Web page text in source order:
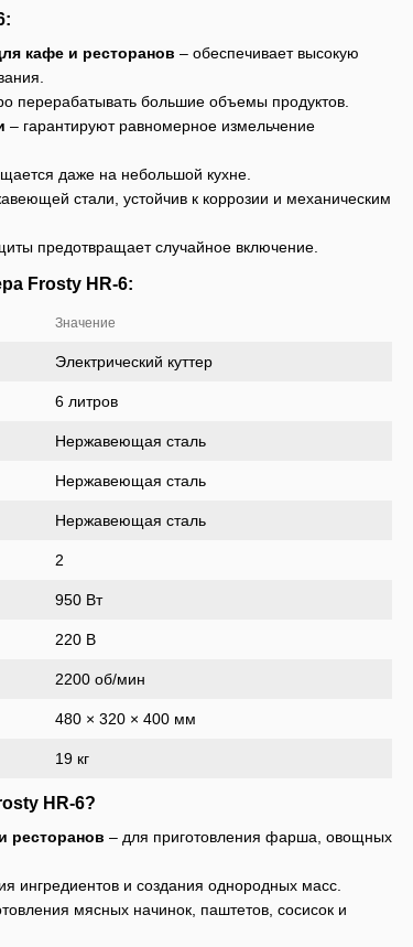
кафе и ресторанов – обеспечивает высокую
перерабатывать большие объемы продуктов.
– гарантируют равномерное измельчение
даже на небольшой кухне.
стали, устойчив к коррозии и механическим
предотвращает случайное включение.
Frosty HR-6:
Значение
Электрический куттер
6 литров
Нержавеющая сталь
Нержавеющая сталь
Нержавеющая сталь
2
950 Вт
220 В
2200 об/мин
480 × 320 × 400 мм
19 кг
HR-6?
ресторанов – для приготовления фарша, овощных
ингредиентов и создания однородных масс.
мясных начинок, паштетов, сосисок и